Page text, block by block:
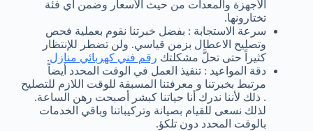
الأجهزة والمعدات من حيث الأسعار وضمن أي فئة
تختارونها.
سرعة الاستجابة : بفضل خبرتنا نقوم بعملية فحص
وتصليح الاعطال بزمن قياسي. ولن تضطر للإنتظار
كثيراً حتى تحلَّ مشكلتك رقم فني كهربائي منازل.
دقة المواعيد : تنفيذ العمل في الوقت المحدد أيضاً
مرتبط بخبرتنا و معرفتنا المسبقة للوقت اللازم للتصليح
. ذلك لأننا ندرك أنا حياتنا كبشر أصبحت رهن الساعة.
لذلك نسعى للقيام بصيانة وتركيباتنا وباقي الخدمات
بالوقت المحدد دون تلكؤ.